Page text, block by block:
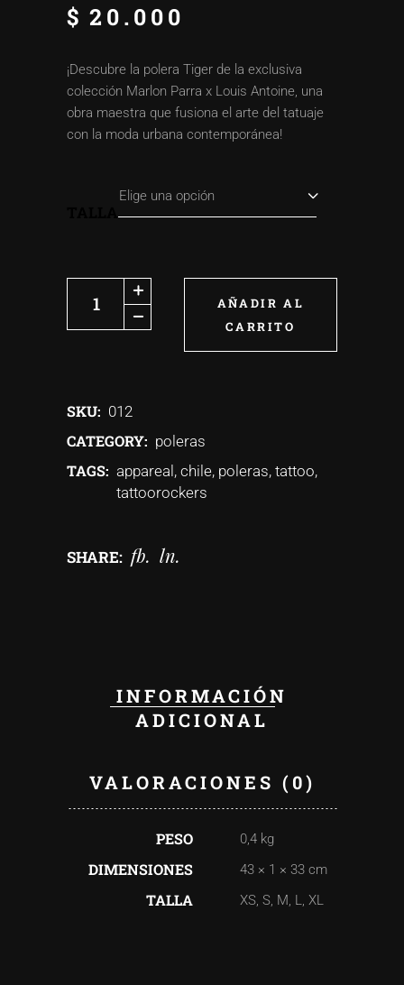
$ 20.000
¡Descubre la polera Tiger de la exclusiva
colección Marlon Parra x Louis Antoine, una
obra maestra que fusiona el arte del tatuaje
con la moda urbana contemporánea!
Elige una opción
AÑADIR AL
CARRITO
SKU: 012
CATEGORY: poleras
TAGS: appareal, chile, poleras, tattoo,
tattoorockers
SHARE: fb ln
INFORMACIÓN
ADICIONAL
VALORACIONES (0)
PESO 0,4 kg
DIMENSIONES 43 × 1 × 33 cm
TALLA XS, S, M, L, XL